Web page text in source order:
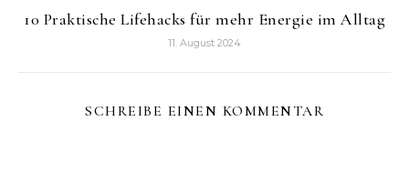
10 Praktische Lifehacks für mehr Energie im Alltag
11. August 2024
SCHREIBE EINEN KOMMENTAR